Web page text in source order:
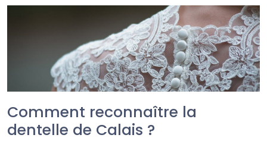
Comment reconnaître la
dentelle de Calais ?